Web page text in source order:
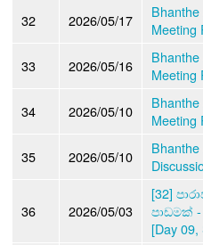
32 2026/05/17
Meeting
33 2026/05/16
Meeting
34 2026/05/10
Meeting
35 2026/05/10
36 2026/05/03
[32]
පාඩමක් -
[Day 09,